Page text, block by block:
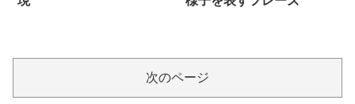
次のページ